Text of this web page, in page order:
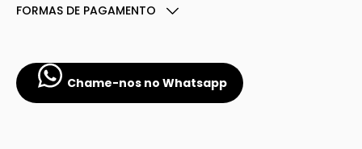
FORMAS DE PAGAMENTO
Chame-nos no Whatsapp